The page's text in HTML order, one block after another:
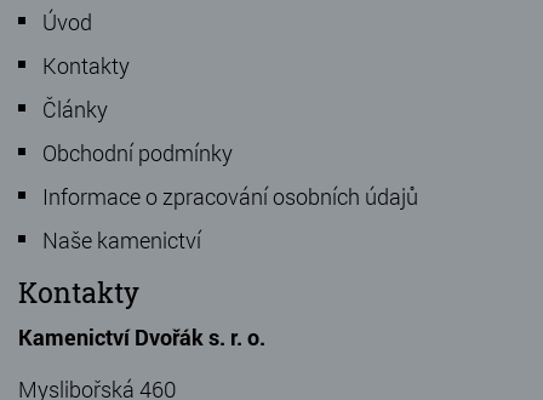
Úvod
Kontakty
Články
Obchodní podmínky
Informace o zpracování osobních údajů
Naše kamenictví
Kontakty
Kamenictví Dvořák s. r. o.
Myslibořská 460